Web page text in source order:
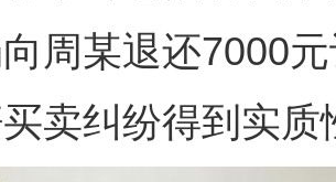
周某退还7000
卖纠纷得到实质